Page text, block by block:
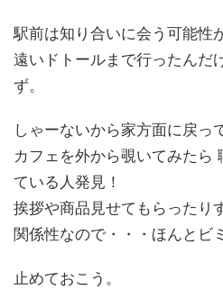
駅前は知り合いに会う可能性
遠いドトールまで行ったんだ
ず。
しゃーないから家方面に戻っ
カフェを外から覗いてみたら
ている人発見！
挨拶や商品見せてもらったり
関係性なので・・・ほんとビ
止めておこう。